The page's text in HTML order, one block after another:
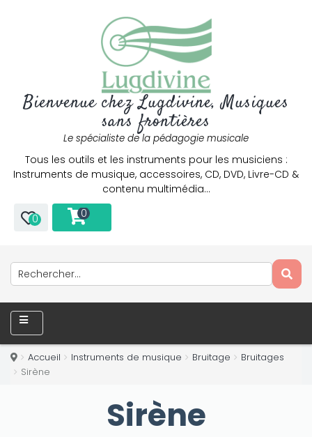
Bienvenue chez Lugdivine, Musiques
sans frontières
Le spécialiste de la pédagogie musicale
Tous les outils et les instruments pour les musiciens :
Instruments de musique, accessoires, CD, DVD, Livre-CD &
contenu multimédia…
0 0
Accueil Instruments de musique Bruitage
Bruitages
Sirène
Sirène